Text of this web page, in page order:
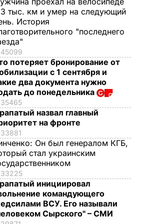
тыс. км и умер на следующий
История
"последнего
45099
потеряет бронирование от
с 1 сентября и
два документа нужно
до понедельника
35465
назвал главный
на фронте
33881
Он был генералом КГБ,
стал украинским
33225
инициировал
командующего
ВСУ. Его называли
Сырского" – СМИ